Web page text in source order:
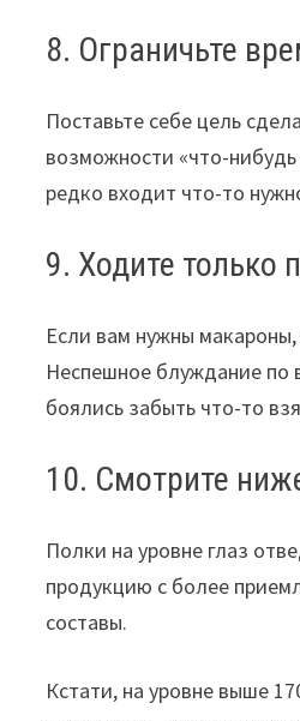
8. Ограничьте
Поставьте себе цель
возможности «что-
редко входит что-то
9. Ходите только
Если вам нужны
Неспешное блуждание по
боялись забыть что-то
10. Смотрите
Полки на уровне глаз
продукцию с более
составы.
Кстати, на уровне выше